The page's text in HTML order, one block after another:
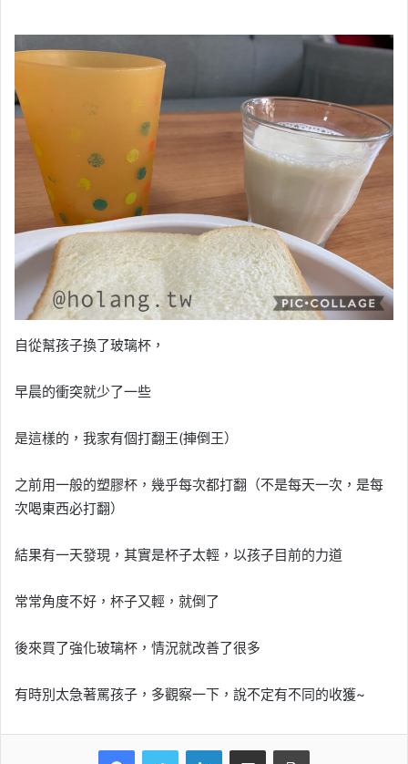
自從幫孩子換了玻璃杯，
早晨的衝突就少了一些
是這樣的，我家有個打翻王(捙倒王）
之前用一般的塑膠杯，幾乎每次都打翻（不是每天一次，是每
次喝東西必打翻）
結果有一天發現，其實是杯子太輕，以孩子目前的力道
常常角度不好，杯子又輕，就倒了
後來買了強化玻璃杯，情況就改善了很多
有時別太急著罵孩子，多觀察一下，說不定有不同的收獲~
LinkedInShare via Email Print